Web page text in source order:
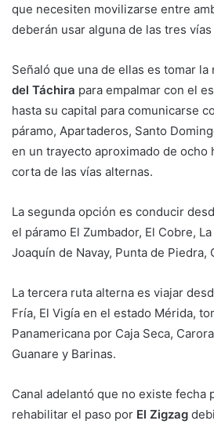
que necesiten movilizarse entre
deberán usar alguna de las tres
Señaló que una de ellas es tomar la
del Táchira para empalmar con el
hasta su capital para comunicarse
páramo, Apartaderos, Santo
en un trayecto aproximado de ocho
corta de las vías alternas.
La segunda opción es conducir
el páramo El Zumbador, El Cobre,
Joaquín de Navay, Punta de Piedra,
La tercera ruta alterna es viajar
Fría, El Vigía en el estado Mérida,
Panamericana por Caja Seca,
Guanare y Barinas.
Canal adelantó que no existe fecha
rehabilitar el paso por El Zigzag